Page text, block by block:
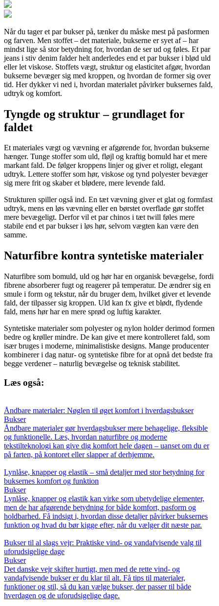
Når du tager et par bukser på, tænker du måske mest på pasformen
og farven. Men stoffet – det materiale, bukserne er syet af – har
mindst lige så stor betydning for, hvordan de ser ud og føles. Et par
jeans i stiv denim falder helt anderledes end et par bukser i blød uld
eller let viskose. Stoffets vægt, struktur og elasticitet afgør, hvordan
bukserne bevæger sig med kroppen, og hvordan de former sig over
tid. Her dykker vi ned i, hvordan materialet påvirker buksernes fald,
udtryk og komfort.
Tyngde og struktur – grundlaget for
faldet
Et materiales vægt og vævning er afgørende for, hvordan bukserne
hænger. Tunge stoffer som uld, fløjl og kraftig bomuld har et mere
markant fald. De følger kroppens linjer og giver et roligt, elegant
udtryk. Lettere stoffer som hør, viskose og tynd polyester bevæger
sig mere frit og skaber et blødere, mere levende fald.
Strukturen spiller også ind. En tæt vævning giver et glat og formfast
udtryk, mens en løs vævning eller en børstet overflade gør stoffet
mere bevægeligt. Derfor vil et par chinos i tæt twill føles mere
stabile end et par bukser i løs hør, selvom vægten kan være den
samme.
Naturfibre kontra syntetiske materialer
Naturfibre som bomuld, uld og hør har en organisk bevægelse, fordi
fibrene absorberer fugt og reagerer på temperatur. De ændrer sig en
smule i form og tekstur, når du bruger dem, hvilket giver et levende
fald, der tilpasser sig kroppen. Uld kan fx give et blødt, flydende
fald, mens hør har en mere sprød og luftig karakter.
Syntetiske materialer som polyester og nylon holder derimod formen
bedre og krøller mindre. De kan give et mere kontrolleret fald, som
især bruges i moderne, minimalistiske designs. Mange producenter
kombinerer i dag natur- og syntetiske fibre for at opnå det bedste fra
begge verdener – naturlig bevægelse og teknisk stabilitet.
Læs også:
Åndbare materialer: Nøglen til øget komfort i hverdagsbukser
Bukser
Åndbare materialer gør hverdagsbukser mere behagelige, fleksible
og funktionelle. Læs, hvordan naturfibre og moderne
tekstilteknologi kan give dig komfort hele dagen – uanset om du er
på farten, på kontoret eller slapper af derhjemme.
Lynlåse, knapper og elastik – små detaljer med stor betydning for
buksernes komfort og funktion
Bukser
Lynlåse, knapper og elastik kan virke som ubetydelige elementer,
men de har afgørende betydning for både komfort, pasform og
holdbarhed. Få indsigt i, hvordan disse detaljer påvirker buksernes
funktion og hvad du bør kigge efter, når du vælger dit næste par.
Bukser til al slags vejr: Praktiske vind- og vandafvisende valg til
uforudsigelige dage
Bukser
Det danske vejr skifter hurtigt, men med de rette vind- og
vandafvisende bukser er du klar til alt. Få tips til materialer,
funktioner og stil, så du kan vælge bukser, der passer til både
hverdagen og de uforudsigelige dage.